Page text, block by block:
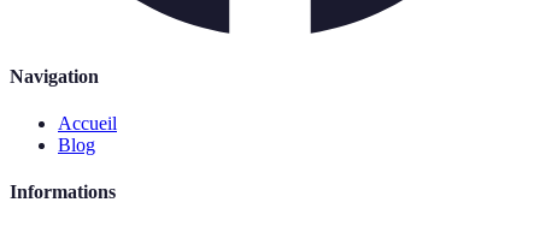
Navigation
Accueil
Blog
Informations